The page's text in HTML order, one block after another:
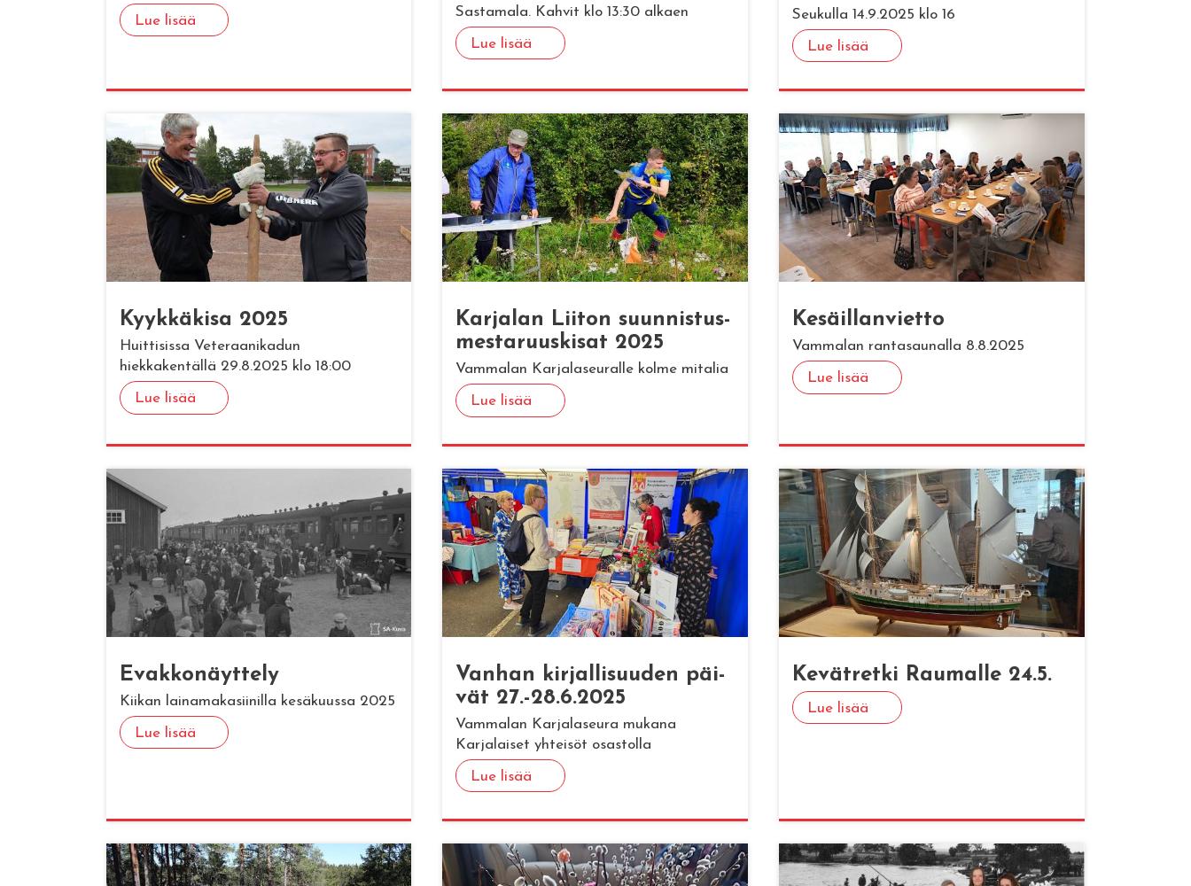
Lue lisää
Sastamala. Kahvit klo 13:30 alkaen
Lue lisää
Seukulla 14.9.2025 klo 16
Lue lisää
Kyyk­kä­ki­sa 2025
Huittisissa Veteraanikadun
hiekkakentällä 29.8.2025 klo 18:00
Lue lisää
Kar­ja­lan Lii­ton suun­nis­tus­
mes­ta­ruus­ki­sat 2025
Vammalan Karjalaseuralle kolme mitalia
Lue lisää
Ke­säil­lan­viet­to
Vammalan rantasaunalla 8.8.2025
Lue lisää
Evak­ko­näyt­te­ly
Kiikan lainamakasiinilla kesäkuussa 2025
Lue lisää
Van­han kir­jal­li­suu­den päi­
vät 27.-28.6.2025
Vammalan Karjalaseura mukana
Karjalaiset yhteisöt osastolla
Lue lisää
Ke­vät­ret­ki Rau­mal­le 24.5.
Lue lisää